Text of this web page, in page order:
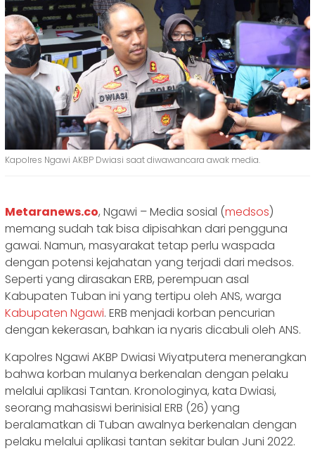
Kapolres Ngawi AKBP Dwiasi saat diwawancara awak media.
Metaranews.co, Ngawi – Media sosial (medsos)
memang sudah tak bisa dipisahkan dari pengguna
gawai. Namun, masyarakat tetap perlu waspada
dengan potensi kejahatan yang terjadi dari medsos.
Seperti yang dirasakan ERB, perempuan asal
Kabupaten Tuban ini yang tertipu oleh ANS, warga
Kabupaten Ngawi. ERB menjadi korban pencurian
dengan kekerasan, bahkan ia nyaris dicabuli oleh ANS.
Kapolres Ngawi AKBP Dwiasi Wiyatputera menerangkan
bahwa korban mulanya berkenalan dengan pelaku
melalui aplikasi Tantan. Kronologinya, kata Dwiasi,
seorang mahasiswi berinisial ERB (26) yang
beralamatkan di Tuban awalnya berkenalan dengan
pelaku melalui aplikasi tantan sekitar bulan Juni 2022.